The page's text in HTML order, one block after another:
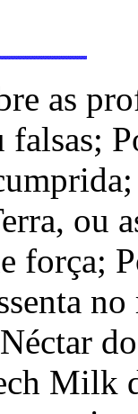
as
falsas;
ou
força;
Milk